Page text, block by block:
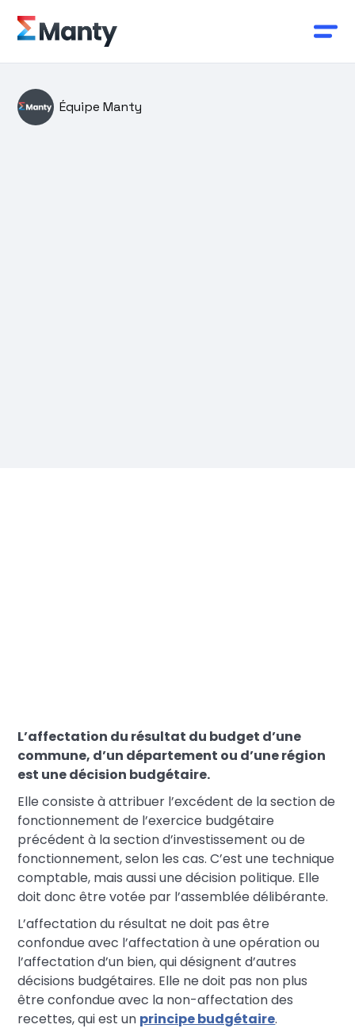
Équipe Manty
L’affectation du résultat du budget d’une
commune, d’un département ou d’une région
est une décision budgétaire.
Elle consiste à attribuer l’excédent de la section de
fonctionnement de l’exercice budgétaire
précédent à la section d’investissement ou de
fonctionnement, selon les cas. C’est une technique
comptable, mais aussi une décision politique. Elle
doit donc être votée par l’assemblée délibérante.
L’affectation du résultat ne doit pas être
confondue avec l’affectation à une opération ou
l’affectation d’un bien, qui désignent d’autres
décisions budgétaires. Elle ne doit pas non plus
être confondue avec la non-affectation des
recettes, qui est un principe budgétaire.